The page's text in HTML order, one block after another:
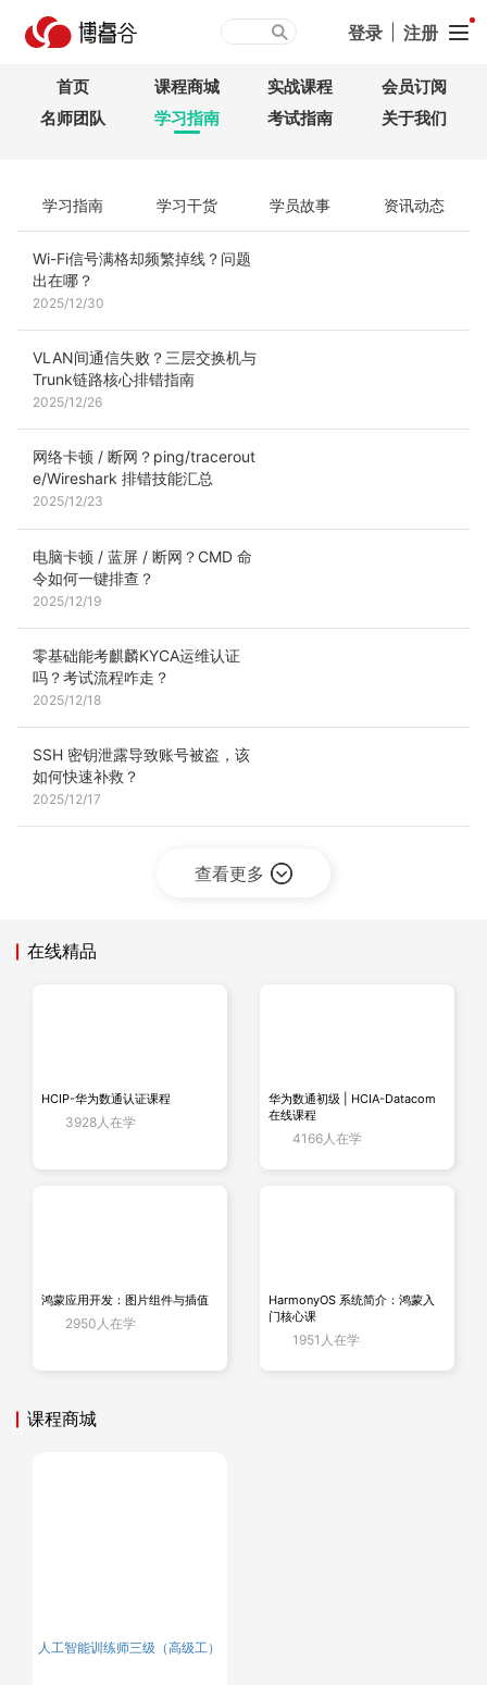
登录 注册
首页 课程商城 实战课程
会员订阅
名师团队
学习指南 考试指南 关于我们
学习指南 学习干货 学员故事 资讯动态
Wi-Fi信号满格却频繁掉线？问题
出在哪？
2025/12/30
VLAN间通信失败？三层交换机与
Trunk链路核心排错指南
2025/12/26
网络卡顿 / 断网？ping/tracerout
e/Wireshark 排错技能汇总
2025/12/23
电脑卡顿 / 蓝屏 / 断网？CMD 命
令如何一键排查？
2025/12/19
零基础能考麒麟KYCA运维认证
吗？考试流程咋走？
2025/12/18
SSH 密钥泄露导致账号被盗，该
如何快速补救？
2025/12/17
查看更多
在线精品
HCIP-华为数通认证课程
3928人在学
华为数通初级 | HCIA-Datacom
在线课程
4166人在学
鸿蒙应用开发：图片组件与插值
2950人在学
HarmonyOS 系统简介：鸿蒙入
门核心课
1951人在学
课程商城
人工智能训练师三级（高级工）